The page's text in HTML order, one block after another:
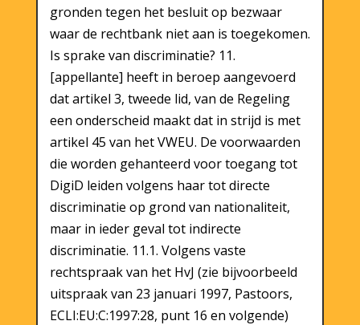
gronden tegen het besluit op bezwaar
waar de rechtbank niet aan is toegekomen.
Is sprake van discriminatie? 11.
[appellante] heeft in beroep aangevoerd
dat artikel 3, tweede lid, van de Regeling
een onderscheid maakt dat in strijd is met
artikel 45 van het VWEU. De voorwaarden
die worden gehanteerd voor toegang tot
DigiD leiden volgens haar tot directe
discriminatie op grond van nationaliteit,
maar in ieder geval tot indirecte
discriminatie. 11.1. Volgens vaste
rechtspraak van het HvJ (zie bijvoorbeeld
uitspraak van 23 januari 1997, Pastoors,
ECLI:EU:C:1997:28, punt 16 en volgende)